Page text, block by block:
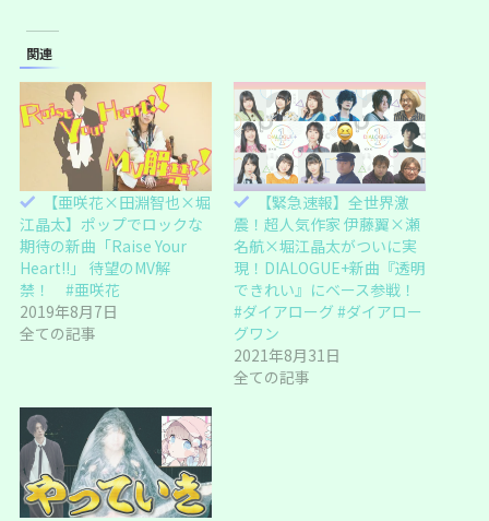
w
e
で
共
有
(
新
し
い
ウ
ィ
ン
ド
ウ
で
開
き
ま
す
)
す
る
に
は
リ
ッ
ク
し
て
く
だ
さ
い
(
新
し
い
ウ
き
ま
す
関連
【亜咲花×田淵智也×堀
江晶太】ポップでロックな
期待の新曲「Raise Your
Heart!!」 待望のMV解
禁！ #亜咲花
2019年8月7日
全ての記事
【緊急速報】全世界激
震！超人気作家 伊藤翼×瀬
名航×堀江晶太がついに実
現！DIALOGUE+新曲『透明
できれい』にベース参戦！
#ダイアローグ #ダイアロー
グワン
2021年8月31日
全ての記事